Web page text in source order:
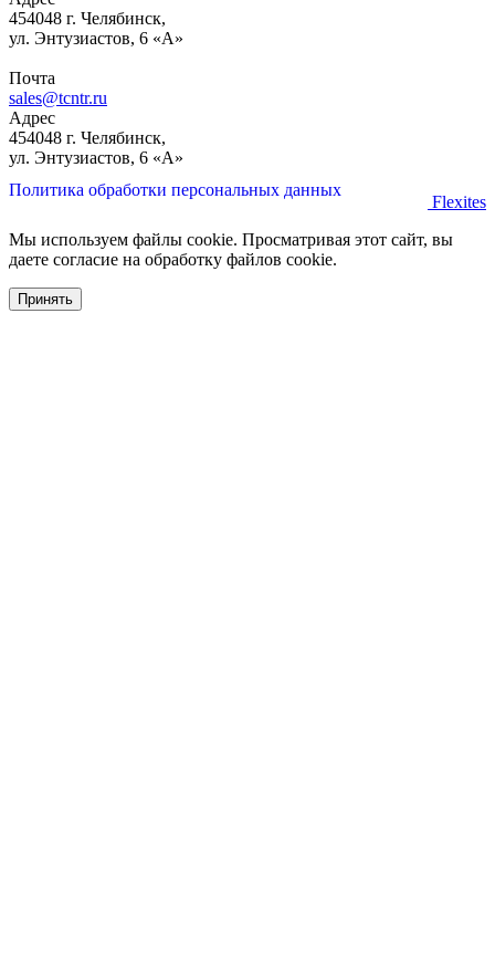
454048 г. Челябинск,
ул. Энтузиастов, 6 «А»
Почта
sales@tcntr.ru
Адрес
454048 г. Челябинск,
ул. Энтузиастов, 6 «А»
Политика обработки персональных данных
Flexites
Мы используем файлы cookie. Просматривая этот сайт, вы
даете согласие на обработку файлов cookie.
Принять